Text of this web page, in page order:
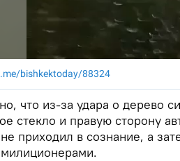
что из-за удара о дерево
стекло и правую сторону
приходил в сознание, а